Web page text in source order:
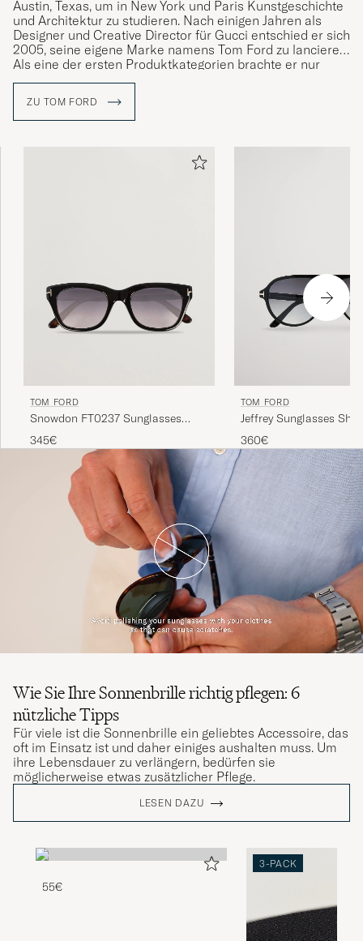
Austin, Texas, um in New York und Paris Kunstgeschichte
und Architektur zu studieren. Nach einigen Jahren als
Designer und Creative Director für Gucci entschied er sich
2005, seine eigene Marke namens Tom Ford zu lancieren.
Als eine der ersten Produktkategorien brachte er nur
Brillen auf den Markt, die er erfolgreich in stets aktuellem
ZU TOM FORD
TOM FORD
Snowdon FT0237 Sunglasses
Black
345€
TOM FORD
Jeffrey Sunglasses
Black/Gradient Smoke
360€
Wie Sie Ihre Sonnenbrille richtig pflegen: 6
nützliche Tipps
Für viele ist die Sonnenbrille ein geliebtes Accessoire, das
oft im Einsatz ist und daher einiges aushalten muss. Um
ihre Lebensdauer zu verlängern, bedürfen sie
möglicherweise etwas zusätzlicher Pflege.
LESEN DAZU
55€
3-PACK